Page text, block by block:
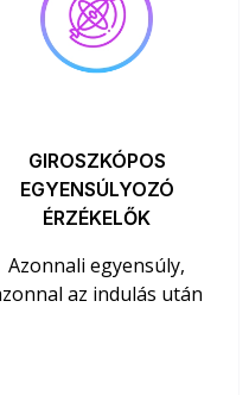
GIROSZKÓPOS
EGYENSÚLYOZÓ
ÉRZÉKELŐK
Azonnali egyensúly,
az indulás után